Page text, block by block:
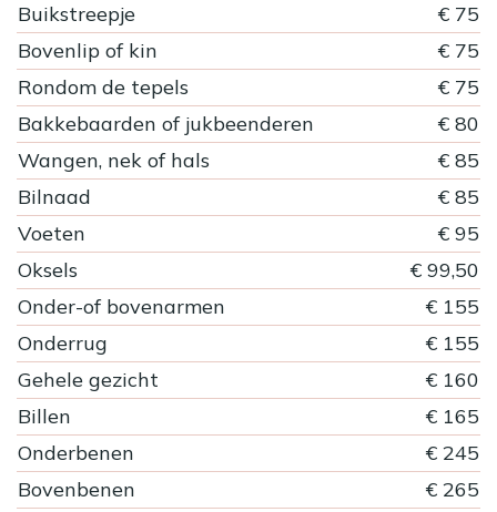
Buikstreepje
€ 75
Bovenlip of kin
€ 75
Rondom de tepels
€ 75
Bakkebaarden of jukbeenderen
€ 80
Wangen, nek of hals
€ 85
Bilnaad
€ 85
Voeten
€ 95
Oksels
€ 99,50
Onder-of bovenarmen
€ 155
Onderrug
€ 155
Gehele gezicht
€ 160
Billen
€ 165
Onderbenen
€ 245
Bovenbenen
€ 265